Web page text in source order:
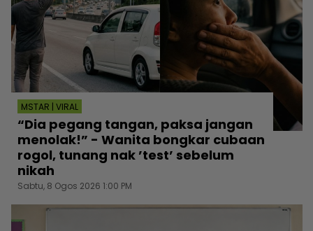
MSTAR | VIRAL
“Dia pegang tangan, paksa jangan
menolak!” - Wanita bongkar cubaan
rogol, tunang nak ’test’ sebelum
nikah
Sabtu, 8 Ogos 2026 1:00 PM